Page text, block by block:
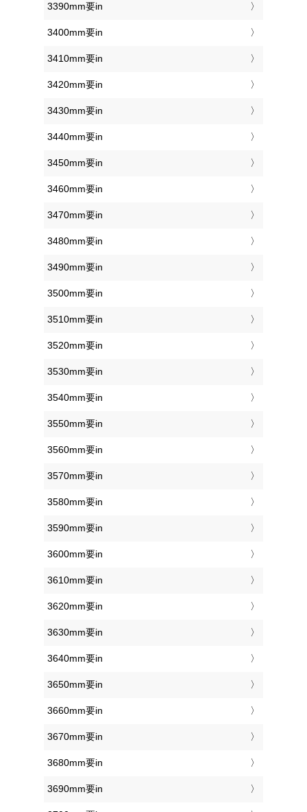
3390mm要in
3400mm要in
3410mm要in
3420mm要in
3430mm要in
3440mm要in
3450mm要in
3460mm要in
3470mm要in
3480mm要in
3490mm要in
3500mm要in
3510mm要in
3520mm要in
3530mm要in
3540mm要in
3550mm要in
3560mm要in
3570mm要in
3580mm要in
3590mm要in
3600mm要in
3610mm要in
3620mm要in
3630mm要in
3640mm要in
3650mm要in
3660mm要in
3670mm要in
3680mm要in
3690mm要in